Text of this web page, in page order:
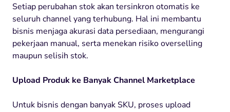
Setiap perubahan stok akan tersinkron otomatis ke
seluruh channel yang terhubung. Hal ini membantu
bisnis menjaga akurasi data persediaan, mengurangi
pekerjaan manual, serta menekan risiko overselling
maupun selisih stok.
Upload Produk ke Banyak Channel Marketplace
Untuk bisnis dengan banyak SKU, proses upload